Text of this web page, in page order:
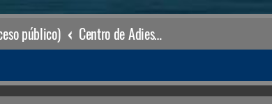
público) Centro de Adiestramiento & Capacitación (órgano académico)